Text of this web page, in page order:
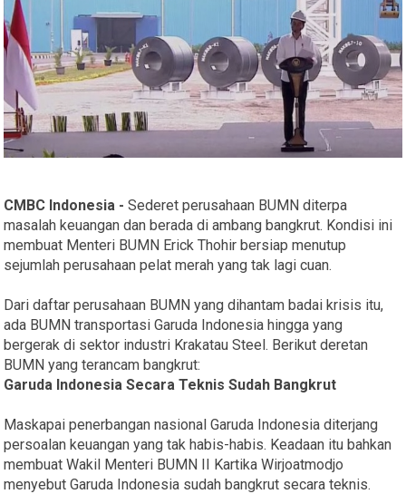
CMBC Indonesia - Sederet perusahaan BUMN diterpa
masalah keuangan dan berada di ambang bangkrut. Kondisi ini
membuat Menteri BUMN Erick Thohir bersiap menutup
sejumlah perusahaan pelat merah yang tak lagi cuan.
Dari daftar perusahaan BUMN yang dihantam badai krisis itu,
ada BUMN transportasi Garuda Indonesia hingga yang
bergerak di sektor industri Krakatau Steel. Berikut deretan
BUMN yang terancam bangkrut:
Garuda Indonesia Secara Teknis Sudah Bangkrut
Maskapai penerbangan nasional Garuda Indonesia diterjang
persoalan keuangan yang tak habis-habis. Keadaan itu bahkan
membuat Wakil Menteri BUMN II Kartika Wirjoatmodjo
menyebut Garuda Indonesia sudah bangkrut secara teknis.